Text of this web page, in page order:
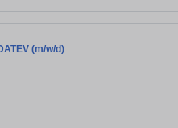
(m/w/d)